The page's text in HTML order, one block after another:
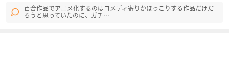
百合作品でアニメ化するのはコメディ寄りかほっこりする作品だけだ
ろうと思っていたのに、ガチ…